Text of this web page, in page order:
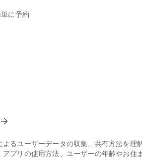
に予約
リ。 予約、予約内容の確認、チェック
arrow_forward
るユーザーデータの収集、共有方法を理
プリの使用方法、ユーザーの年齢やお住